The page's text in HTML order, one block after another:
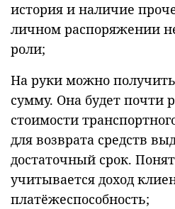
история и наличие
личном распоряжении
роли;
На руки можно
сумму. Она будет почти
стоимости
для возврата средств
достаточный срок.
учитывается доход
платёжеспособность;